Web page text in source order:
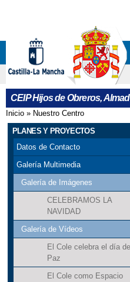
CEIP Hijos de Obreros,
Se encuentra
Inicio » Nuestro Centro
PLANES Y PROYECTOS
Datos de Contacto
Galería Multimedia
Galería de Imágenes
CELEBRAMOS LA
NAVIDAD
Galería de Vídeos
El Cole celebra el día
Paz
El Cole como Espacio